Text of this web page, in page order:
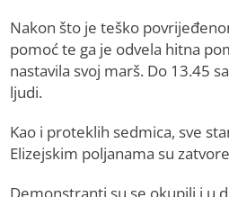
Nakon što je teško
pomoć te ga je odvela hitna
nastavila svoj marš. Do 13.45
ljudi.
Kao i proteklih sedmica, sve
Elizejskim poljanama su